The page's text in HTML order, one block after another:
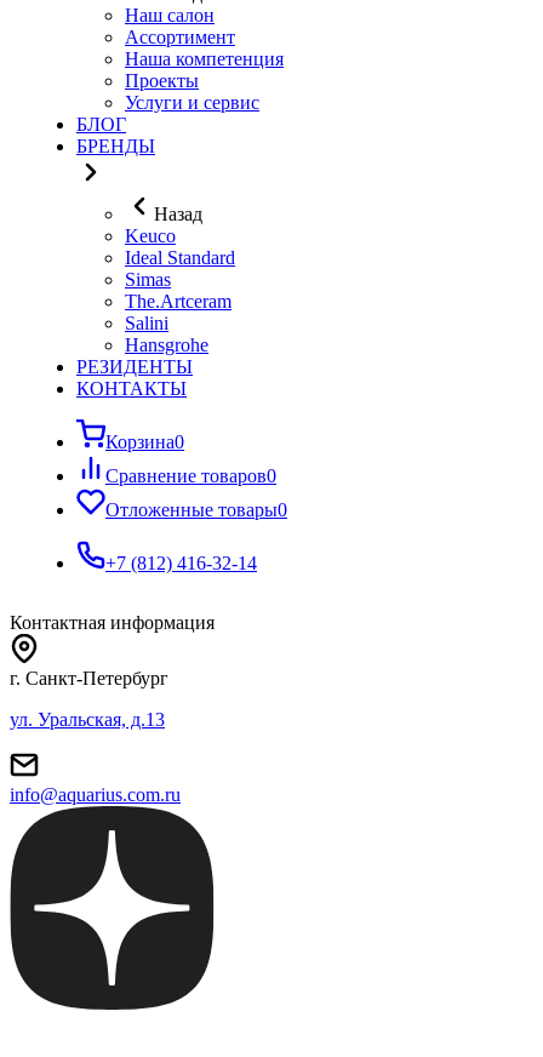
Наш салон
Ассортимент
Наша компетенция
Проекты
Услуги и сервис
БЛОГ
БРЕНДЫ
Назад
Keuco
Ideal Standard
Simas
The.Artceram
Salini
Hansgrohe
РЕЗИДЕНТЫ
КОНТАКТЫ
Корзина0
Сравнение товаров0
Отложенные товары0
+7 (812) 416-32-14
Контактная информация
г. Санкт-Петербург
ул. Уральская, д.13
info@aquarius.com.ru